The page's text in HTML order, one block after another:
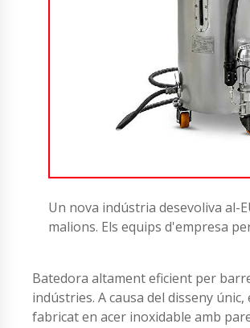
Un nova indústria desevoliva al-
malions. Els equips d'empresa
Batedora altament eficient per
indústries. A causa del disseny
fabricat en acer inoxidable amb